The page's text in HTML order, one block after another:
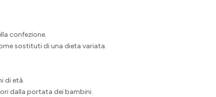
confezione.
sostituti di una dieta variata.
di età.
dalla portata dei bambini.